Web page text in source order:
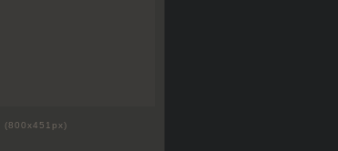
(800x451px)